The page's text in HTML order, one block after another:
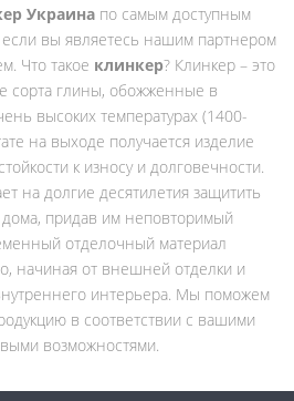
Украина по самым доступным
если вы являетесь нашим партнером
Что такое клинкер? Клинкер – это
сорта глины, обожженные в
высоких температурах (1400-
на выходе получается изделие
к износу и долговечности.
на долгие десятилетия защитить
придав им неповторимый
отделочный материал
начиная от внешней отделки и
интерьера. Мы поможем
в соответствии с вашими
возможностями.